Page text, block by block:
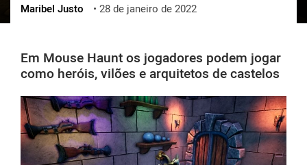
ქართული
Maribel Justo • 28 de janeiro de 2022
Em Mouse Haunt os jogadores podem jogar
como heróis, vilões e arquitetos de castelos